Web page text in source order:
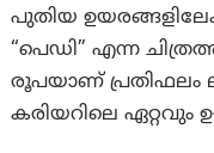
പുതിയ
“പെഡി” എന്ന
രൂപയാണ് പ്രതിഫലം
കരിയറിലെ ഏറ്റവും